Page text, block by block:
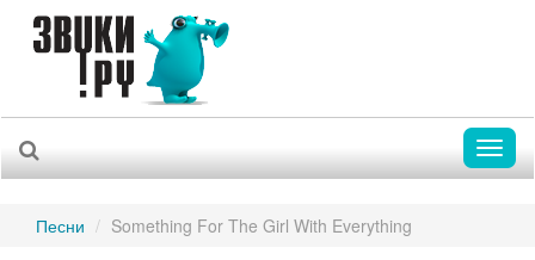
Песни Something For The Girl With Everything